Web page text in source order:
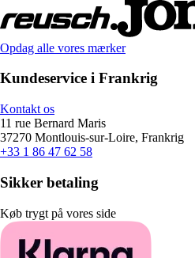
Opdag alle vores mærker
Kundeservice i Frankrig
Kontakt os
11 rue Bernard Maris
37270 Montlouis-sur-Loire, Frankrig
+33 1 86 47 62 58
Sikker betaling
Køb trygt på vores side